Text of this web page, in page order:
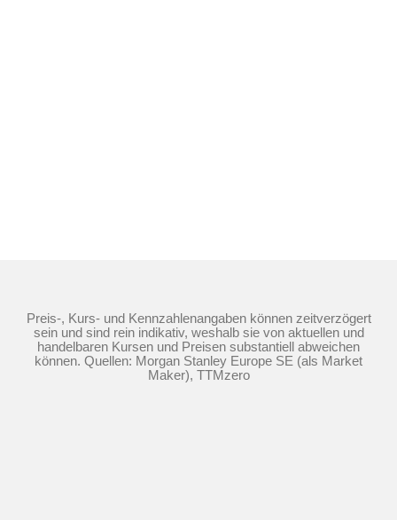
Preis-, Kurs- und Kennzahlenangaben können zeitverzögert
sein und sind rein indikativ, weshalb sie von aktuellen und
handelbaren Kursen und Preisen substantiell abweichen
können. Quellen: Morgan Stanley Europe SE (als Market
Maker), TTMzero